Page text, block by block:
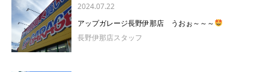
2024.07.22
アップガレージ長野伊那店 うおぉ～～～
長野伊那店スタッフ